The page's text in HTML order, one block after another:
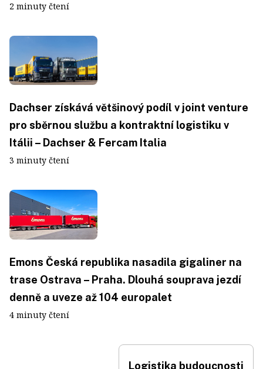
2 minuty čtení
Dachser získává většinový podíl v joint venture
pro sběrnou službu a kontraktní logistiku v
Itálii – Dachser & Fercam Italia
3 minuty čtení
Emons Česká republika nasadila gigaliner na
trase Ostrava – Praha. Dlouhá souprava jezdí
denně a uveze až 104 europalet
4 minuty čtení
Logistika budoucnosti